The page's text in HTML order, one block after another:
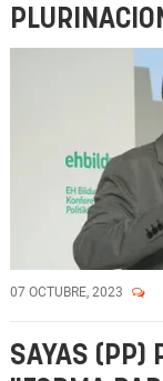
07 OCTUBRE, 2023
SAYAS (PP)